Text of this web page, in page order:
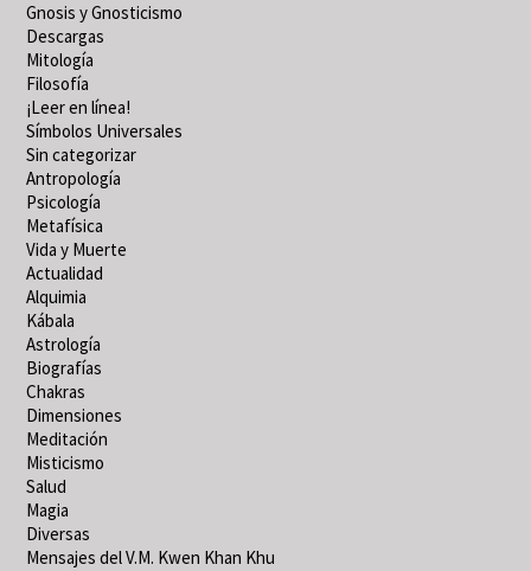
Gnosis y Gnosticismo
Descargas
Mitología
Filosofía
¡Leer en línea!
Símbolos Universales
Sin categorizar
Antropología
Psicología
Metafísica
Vida y Muerte
Actualidad
Alquimia
Kábala
Astrología
Biografías
Chakras
Dimensiones
Meditación
Misticismo
Salud
Magia
Diversas
Mensajes del V.M. Kwen Khan Khu